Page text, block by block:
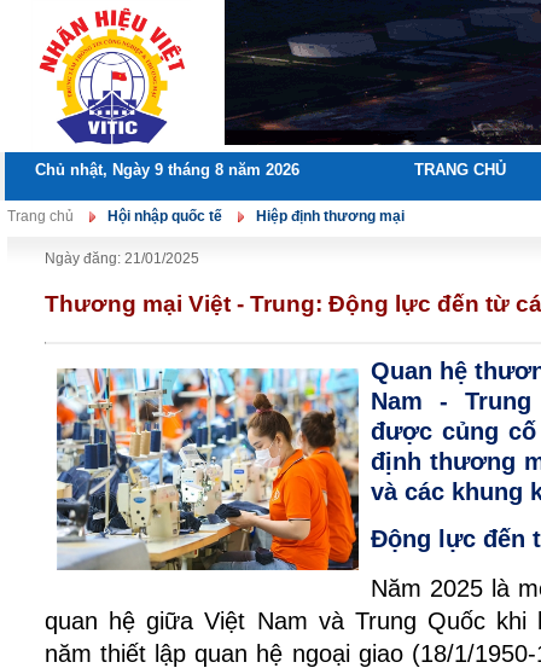
Chủ nhật, Ngày 9 tháng 8 năm 2026 TRANG CHỦ
Trang chủ Hội nhập quốc tế Hiệp định thương mại
Ngày đăng: 21/01/2025
Thương mại Việt - Trung: Động lực đến từ
Quan hệ
Nam -
được củng
định thương
và các khung
Động lực đến
Năm 2025 là
quan hệ giữa Việt Nam và Trung Quốc
năm thiết lập quan hệ ngoại giao (18/1/